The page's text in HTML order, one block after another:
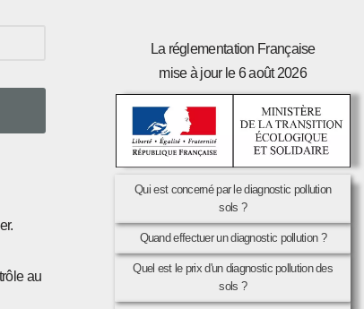
au
La réglementation Française
mise à jour le 6 août 2026
Qui est concerné par le diagnostic pollution
sols ?
Quand effectuer un diagnostic pollution ?
Quel est le prix d'un diagnostic pollution des
sols ?